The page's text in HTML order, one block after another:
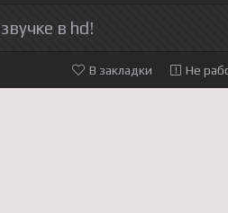
в hd!
В закладки Не